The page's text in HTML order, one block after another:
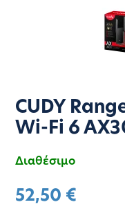
CUDY
Wi-Fi 6
Διαθέσιμο
52,50 €